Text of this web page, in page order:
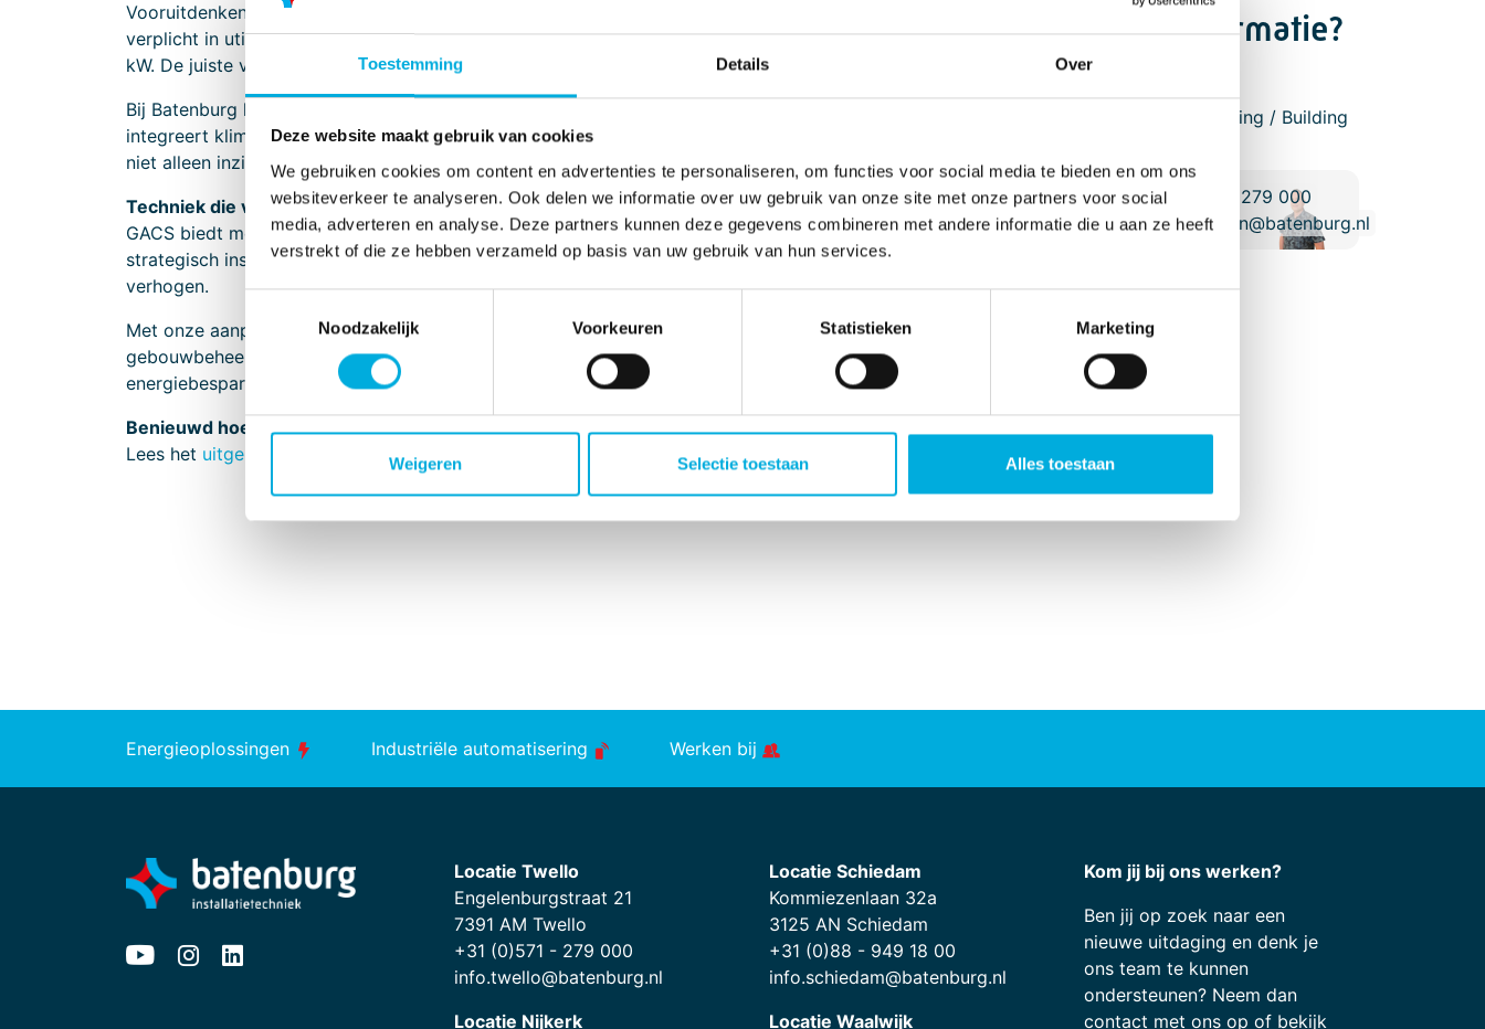
Toestemming Details Over
Deze website maakt gebruik van cookies
We gebruiken cookies om content en advertenties te personaliseren, om functies voor social media te bieden en om ons
websiteverkeer te analyseren. Ook delen we informatie over uw gebruik van onze site met onze partners voor social
media, adverteren en analyse. Deze partners kunnen deze gegevens combineren met andere informatie die u aan ze heeft
verstrekt of die ze hebben verzameld op basis van uw gebruik van hun services.
Noodzakelijk
Voorkeuren Statistieken Marketing
Weigeren Selectie toestaan Alles toestaan
Vooruitdenken loont. Vanaf 1 januari 2026 worden Gebouwautomatiserings- en Controlesystemen (GACS)
verplicht in utiliteitsgebouwen met een installatievermogen vanaf 290 kW. In 2030 daalt deze grens naar 70
kW. De juiste voorbereiding begint nu.
Bij Batenburg helpen we vastgoedeigenaren grip te krijgen op energie, comfort en regelgeving. GACS
integreert klimaatregeling, verlichting, beveiliging en energiemanagement in één slim systeem. Zo ontstaat
niet alleen inzicht, maar ook controle, precies wat nodig is in een snel veranderende markt.
Techniek die verder gaat dan compliance
GACS biedt meer dan alleen een antwoord op het Besluit bouwwerken leefomgeving (Bbl). Het is een
strategisch instrument om energieprestaties te verbeteren, risico’s te beperken en vastgoedwaarde te
verhogen.
Met onze aanpak, van energiesimulatie tot monitoring, zorgen we voor een toekomstbestendig
gebouwbeheer. Daarbij denken we ook mee over juridische aspecten zoals EPBD, de informatieplicht
energiebesparing en cybersecurity.
Benieuwd hoe je gebouw ervoor staat?
Lees het uitgebreide artikel over GACS of plan direct een quickscan met onze experts.
Meer informatie?
Manager Engineering / Building
+31 (0)571 - 279 000
herwin.fekken@batenburg.nl
Energieoplossingen Industriële automatisering Werken bij
Locatie Twello
Engelenburgstraat 21
7391 AM Twello
+31 (0)571 - 279 000
info.twello@batenburg.nl
Locatie Nijkerk
Locatie Schiedam
Kommiezenlaan 32a
3125 AN Schiedam
+31 (0)88 - 949 18 00
info.schiedam@batenburg.nl
Locatie Waalwijk
Kom jij bij ons werken?
Ben jij op zoek naar een
nieuwe uitdaging en denk je
ons team te kunnen
ondersteunen? Neem dan
contact met ons op of bekijk